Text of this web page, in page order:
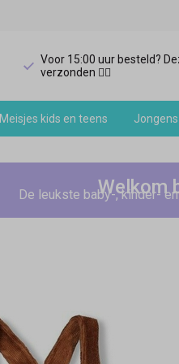
Voor 15:00 uur besteld?
verzonden 🏃‍♀️
Meisjes kids en teens
Welkom
De leukste baby-, kinder-